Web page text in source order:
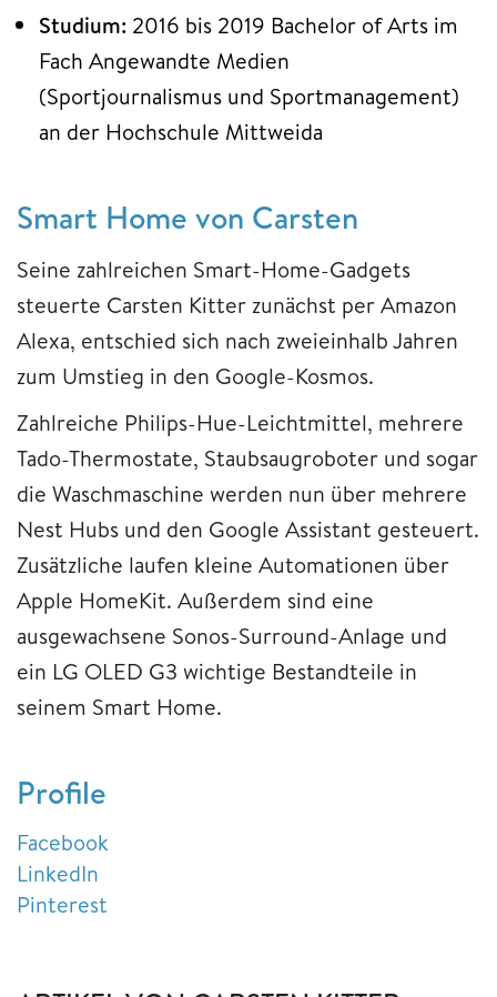
Studium: 2016 bis 2019 Bachelor of Arts im
Fach Angewandte Medien
(Sportjournalismus und Sportmanagement)
an der Hochschule Mittweida
Smart Home von Carsten
Seine zahlreichen Smart-Home-Gadgets
steuerte Carsten Kitter zunächst per Amazon
Alexa, entschied sich nach zweieinhalb Jahren
zum Umstieg in den Google-Kosmos.
Zahlreiche Philips-Hue-Leichtmittel, mehrere
Tado-Thermostate, Staubsaugroboter und sogar
die Waschmaschine werden nun über mehrere
Nest Hubs und den Google Assistant gesteuert.
Zusätzliche laufen kleine Automationen über
Apple HomeKit. Außerdem sind eine
ausgewachsene Sonos-Surround-Anlage und
ein LG OLED G3 wichtige Bestandteile in
seinem Smart Home.
Profile
Facebook
LinkedIn
Pinterest